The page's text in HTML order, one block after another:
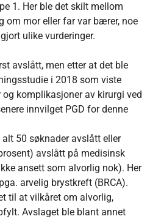
1. Her ble det skilt mellom
om mor eller far var bærer, noe
ulike vurderinger.
avslått, men etter at det ble
i 2018 som viste
komplikasjoner av kirurgi ved
innvilget PGD for denne
50 søknader avslått eller
avslått på medisinsk
ansett som alvorlig nok). Her
arvelig brystkreft (BRCA).
til at vilkåret om alvorlig,
Avslaget ble blant annet